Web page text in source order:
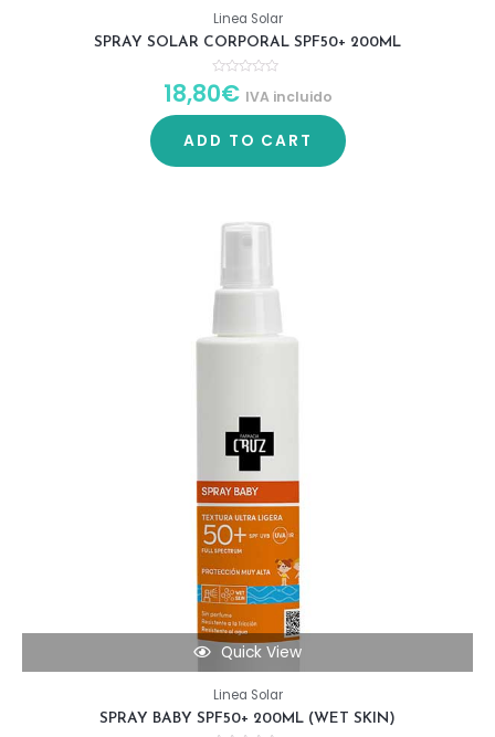
Linea Solar
SPRAY SOLAR CORPORAL SPF50+ 200ML
R
a
d
0
u
18,80€ IVA incluido
ADD TO CART
Quick View
Linea Solar
SPRAY BABY SPF50+ 200ML (WET SKIN)